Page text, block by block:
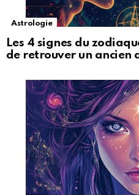
Astrologie
Les 4 signes du
de retrouver un ancien